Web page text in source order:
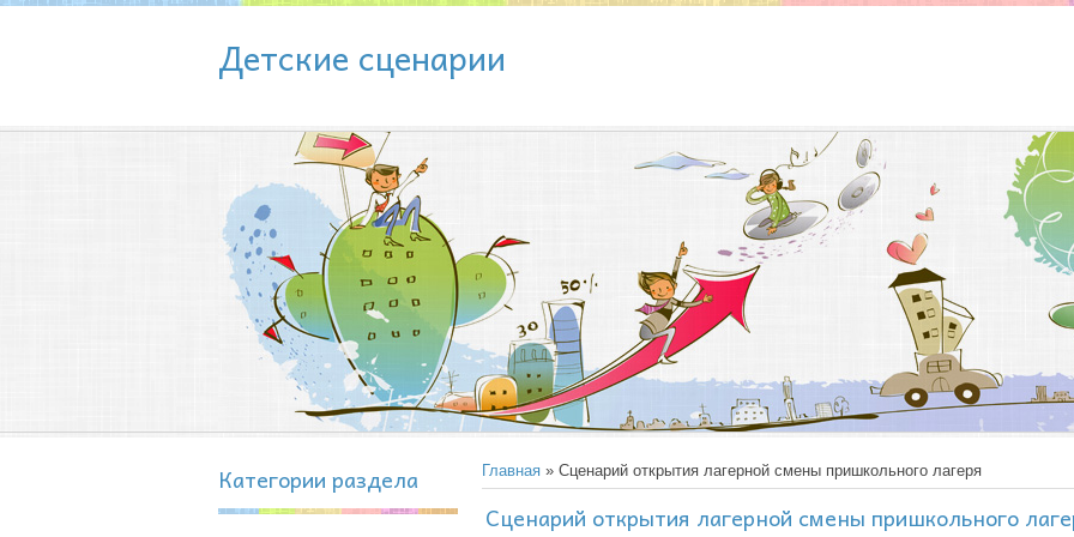
Детские сценарии
Категории раздела Главная » Сценарий открытия лагерной смены пришкольного лагеря
Сценарий открытия лагерной смены пришкольного